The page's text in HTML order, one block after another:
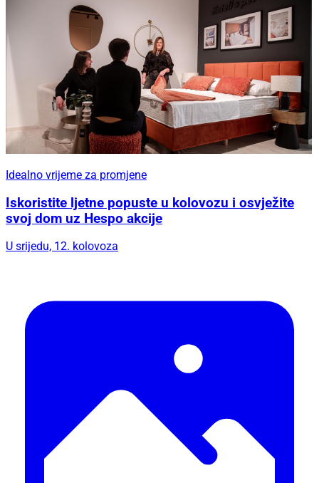
Idealno vrijeme za promjene
Iskoristite ljetne popuste u kolovozu i osvježite
svoj dom uz Hespo akcije
U srijedu, 12. kolovoza